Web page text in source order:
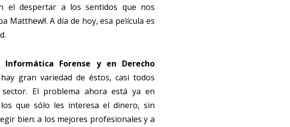
el despertar a los sentidos que nos
Matthew!!. A día de hoy, esa película es
Informática Forense y en Derecho
gran variedad de éstos, casi todos
El problema ahora está ya en
que sólo les interesa el dinero, sin
bien: a los mejores profesionales y a